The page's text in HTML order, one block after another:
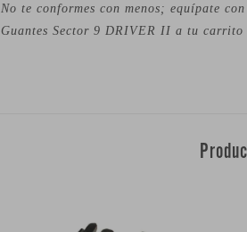
No te conformes con menos; equípate
Guantes Sector 9 DRIVER II a tu carrito